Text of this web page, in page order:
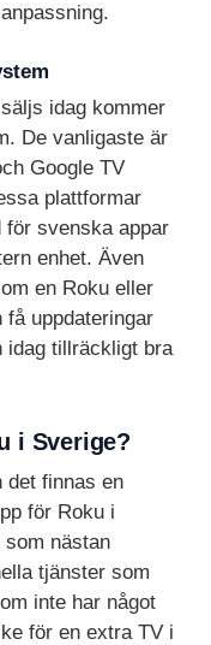
idag kommer
De vanligaste är
Google TV
plattformar
svenska appar
enhet. Även
en Roku eller
få uppdateringar
idag tillräckligt bra
i Sverige?
det finnas en
för Roku i
som nästan
tjänster som
inte har något
för en extra TV i